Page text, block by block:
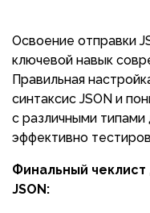
Освоение отправки
ключевой навык
Правильная
синтаксис JSON и
с различными
эффективно
Финальный
JSON: